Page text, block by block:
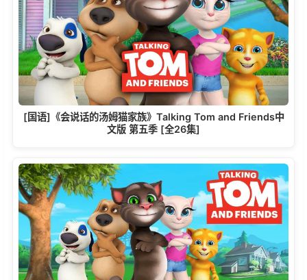
[国语]《会说话的汤姆猫家族》Talking Tom and Friends中
文版 第五季 [全26集]